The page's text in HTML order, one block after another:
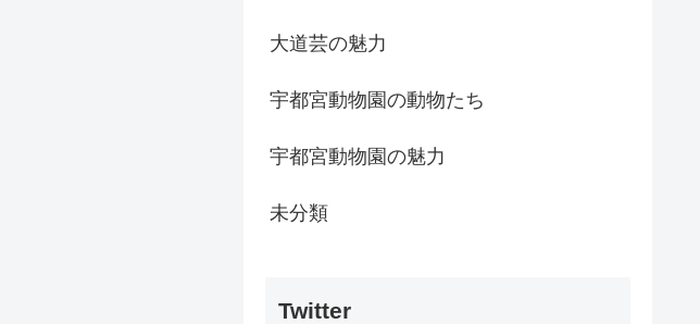
大道芸の魅力
宇都宮動物園の動物たち
宇都宮動物園の魅力
未分類
Twitter